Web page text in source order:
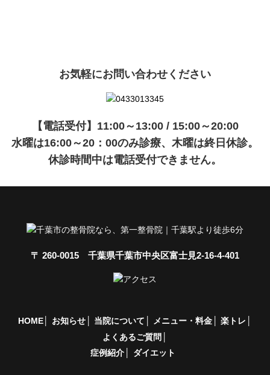
お気軽にお問い合わせください
【電話受付】11:00～13:00 / 15:00～20:00
水曜は16:00～20：00のみ診療、木曜は終日休診。
休診時間中は電話受付できません。
〒 260-0015 千葉県千葉市中央区富士見2-16-4-401
HOME お知らせ 当院について メニュー・料金
楽トレ
よくあるご質問
症例紹介
ダイエット